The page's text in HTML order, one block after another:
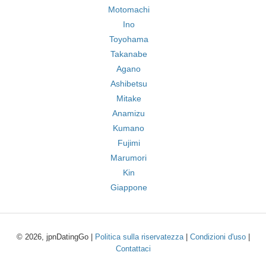
Motomachi
Ino
Toyohama
Takanabe
Agano
Ashibetsu
Mitake
Anamizu
Kumano
Fujimi
Marumori
Kin
Giappone
© 2026, jpnDatingGo | Politica sulla riservatezza| Condizioni d'uso|
Contattaci